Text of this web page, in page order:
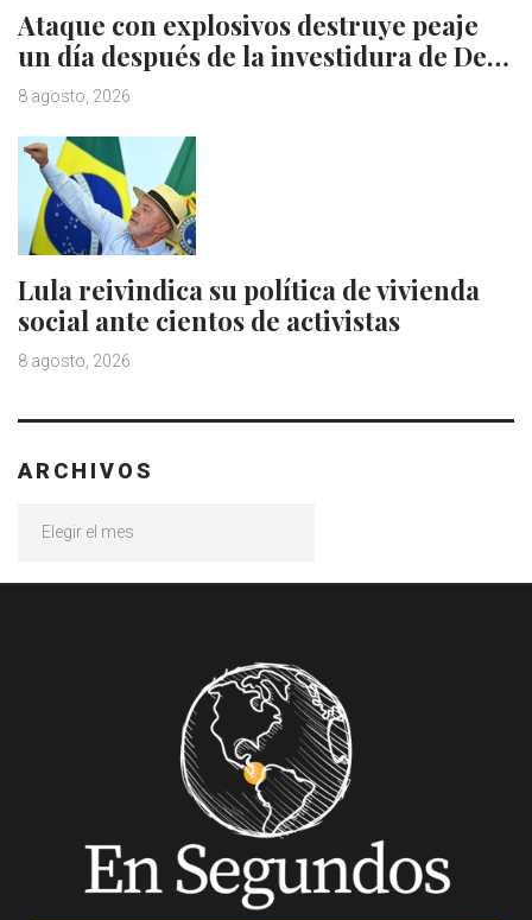
Ataque con explosivos destruye peaje
un día después de la investidura de De…
8 agosto, 2026
Lula reivindica su política de vivienda
social ante cientos de activistas
8 agosto, 2026
ARCHIVOS